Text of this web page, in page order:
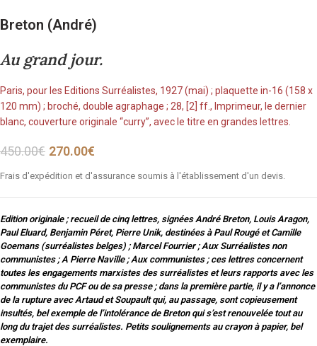
Breton (André)
Au grand jour.
Paris, pour les Editions Surréalistes, 1927 (mai) ; plaquette in-16 (158 x
120 mm) ; broché, double agraphage ; 28, [2] ff., Imprimeur, le dernier
blanc, couverture originale “curry”, avec le titre en grandes lettres.
450.00€ 270.00€
Frais d'expédition et d'assurance soumis à l'établissement d'un devis.
Edition originale ; recueil de cinq lettres, signées André Breton, Louis Aragon,
Paul Eluard, Benjamin Péret, Pierre Unik, destinées à Paul Rougé et Camille
Goemans (surréalistes belges) ; Marcel Fourrier ; Aux Surréalistes non
communistes ; A Pierre Naville ; Aux communistes ; ces lettres concernent
toutes les engagements marxistes des surréalistes et leurs rapports avec les
communistes du PCF ou de sa presse ; dans la première partie, il y a l’annonce
de la rupture avec Artaud et Soupault qui, au passage, sont copieusement
insultés, bel exemple de l’intolérance de Breton qui s’est renouvelée tout au
long du trajet des surréalistes. Petits soulignements au crayon à papier, bel
exemplaire.